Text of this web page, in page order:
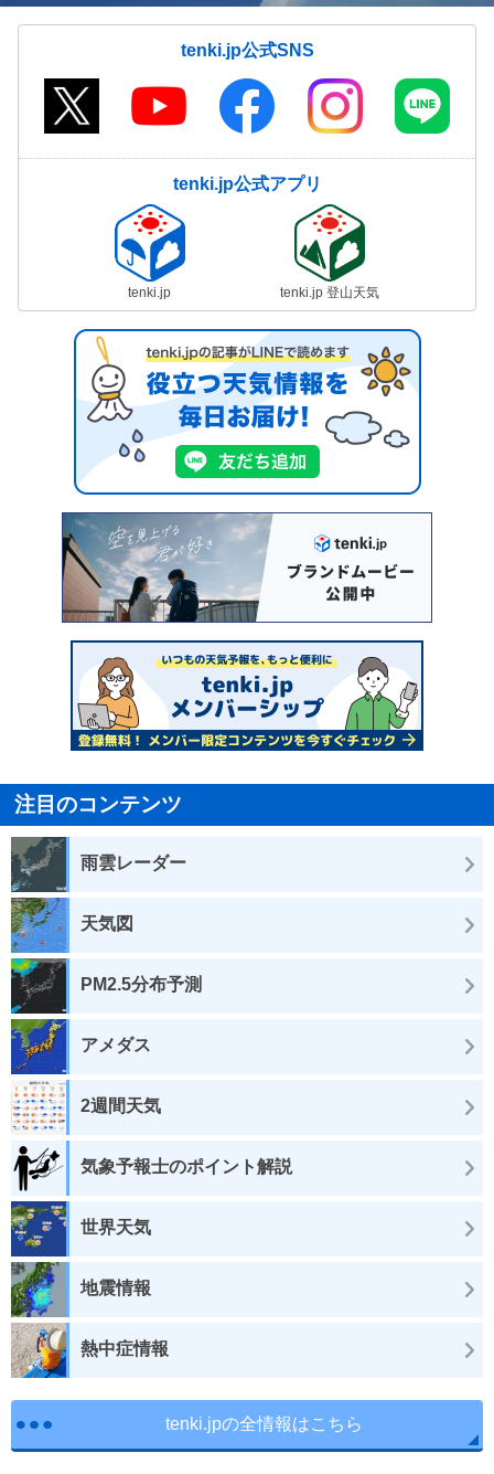
tenki.jp公式SNS
tenki.jp公式アプリ
tenki.jp tenki.jp 登山天気
注目のコンテンツ
雨雲レーダー
天気図
PM2.5分布予測
アメダス
2週間天気
気象予報士のポイント解説
世界天気
地震情報
熱中症情報
tenki.jpの全情報はこちら